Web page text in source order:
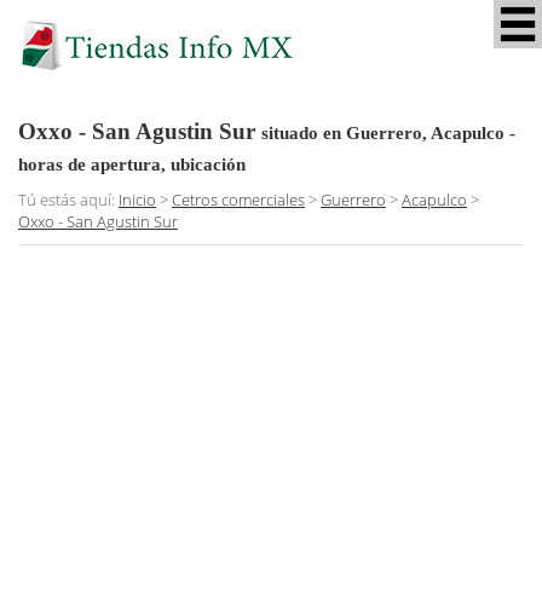
Oxxo - San Agustin Sur situado en Guerrero, Acapulco -
horas de apertura, ubicación
Tú estás aquí: Inicio >Cetros comerciales>Guerrero >Acapulco >
Oxxo - San Agustin Sur